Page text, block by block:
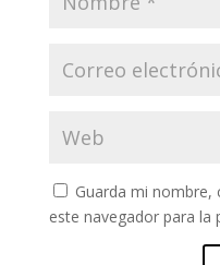
Guarda mi nombre,
este navegador para la